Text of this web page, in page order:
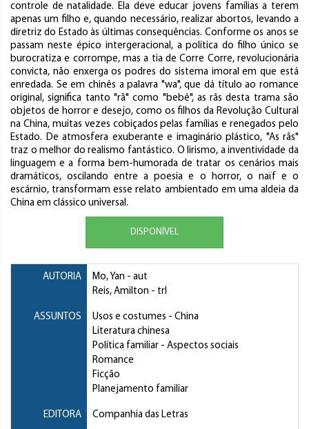
controle de natalidade. Ela deve educar jovens famílias a terem
apenas um filho e, quando necessário, realizar abortos, levando a
diretriz do Estado às últimas consequências. Conforme os anos se
passam neste épico intergeracional, a política do filho único se
burocratiza e corrompe, mas a tia de Corre Corre, revolucionária
convicta, não enxerga os podres do sistema imoral em que está
enredada. Se em chinês a palavra "wa", que dá título ao romance
original, significa tanto "rã" como "bebê", as rãs desta trama são
objetos de horror e desejo, como os filhos da Revolução Cultural
na China, muitas vezes cobiçados pelas famílias e renegados pelo
Estado. De atmosfera exuberante e imaginário plástico, "As rãs"
traz o melhor do realismo fantástico. O lirismo, a inventividade da
linguagem e a forma bem-humorada de tratar os cenários mais
dramáticos, oscilando entre a poesia e o horror, o naïf e o
escárnio, transformam esse relato ambientado em uma aldeia da
China em clássico universal.
DISPONÍVEL
AUTORIA Mo, Yan - aut
Reis, Amilton - trl
ASSUNTOS Usos e costumes - China
Literatura chinesa
Política familiar - Aspectos sociais
Romance
Ficção
Planejamento familiar
EDITORA Companhia das Letras